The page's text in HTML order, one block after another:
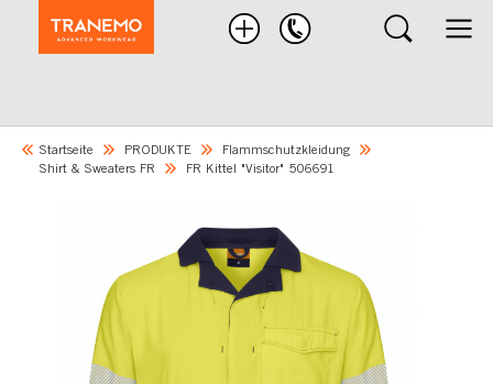
Produkten
Startseite PRODUKTE
Flammschutzkleidung
Shirt & Sweaters FR
FR Kittel "Visitor" 506691